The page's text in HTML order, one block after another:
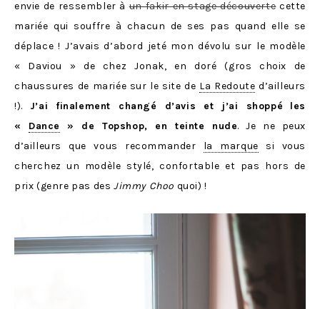
envie de ressembler àun fakir en stage découvertecette
mariée qui souffre à chacun de ses pas quand elle se
déplace ! J’avais d’abord jeté mon dévolu sur le modèle
« Daviou » de chez Jonak, en doré (gros choix de
chaussures de mariée sur le site de La Redoute d’ailleurs
!). J’ai finalement changé d’avis et j’ai shoppé
les
« Dance » de Topshop, en teinte nude. Je ne peux
d’ailleurs que vous recommander la marque si vous
cherchez un modèle stylé, confortable et pas hors de
prix (genre pas des Jimmy Choo quoi) !